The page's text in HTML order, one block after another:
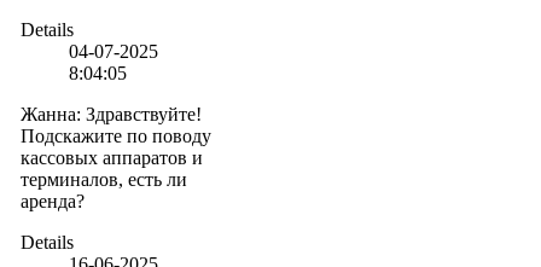
Details
04-07-2025
8:04:05
Жанна: Здравствуйте!
Подскажите по поводу
кассовых аппаратов и
терминалов, есть ли
аренда?
Details